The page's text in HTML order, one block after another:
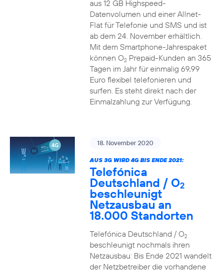
aus 12 GB Highspeed-
Datenvolumen und einer Allnet-
Flat für Telefonie und SMS und ist
ab dem 24. November erhältlich.
Mit dem Smartphone-Jahrespaket
können O2Prepaid-Kunden an 365
Tagen im Jahr für einmalig 69,99
Euro flexibel telefonieren und
surfen. Es steht direkt nach der
Einmalzahlung zur Verfügung.
18. November 2020
AUS 3G WIRD 4G BIS ENDE 2021:
Telefónica
Deutschland / O2
beschleunigt
Netzausbau an
18.000 Standorten
Telefónica Deutschland / O2
beschleunigt nochmals ihren
Netzausbau: Bis Ende 2021 wandelt
der Netzbetreiber die vorhandene